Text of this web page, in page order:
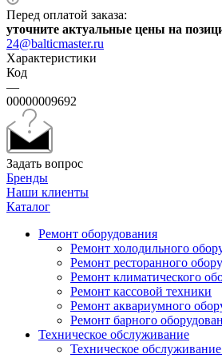
Перед оплатой заказа:
уточните актуальные цены на
24@balticmaster.ru
Характеристики
Код
—
00000009692
Задать вопрос
Бренды
Наши клиенты
Каталог
Ремонт оборудования
Ремонт холодильного
Ремонт ресторанного
Ремонт климатического
Ремонт кассовой техники
Ремонт аквариумного
Ремонт барного
Техническое обслуживание
Техническое